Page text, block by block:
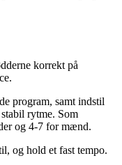
korrekt på
program, samt indstil
rytme. Som
og 4-7 for mænd.
og hold et fast tempo.